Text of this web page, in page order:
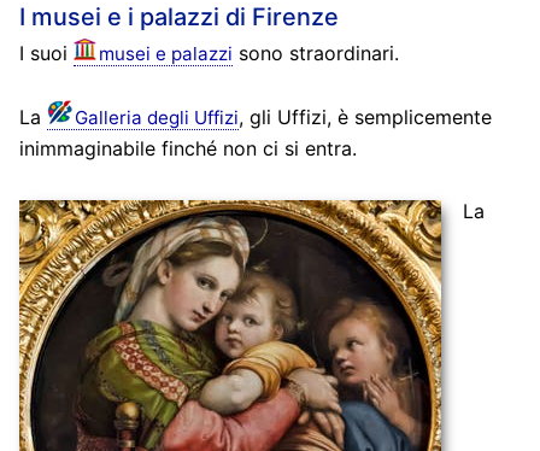
I musei e i palazzi di Firenze
I suoi musei e palazzi sono straordinari.
La Galleria degli Uffizi, gli Uffizi, è semplicemente
inimmaginabile finché non ci si entra.
La